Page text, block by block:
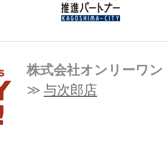
株式会社オンリーワン
与次郎店